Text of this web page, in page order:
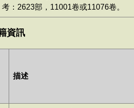
考：2623部，11001卷或11076卷。
資訊
描述